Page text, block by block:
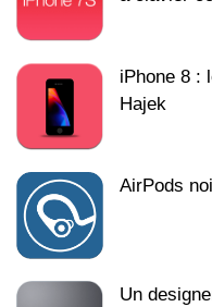
iPhone 8 :
Hajek
AirPods
Un